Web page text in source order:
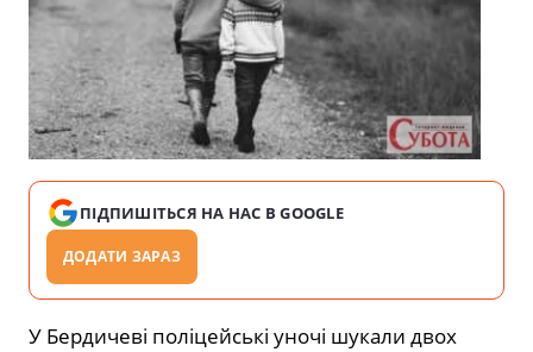
ПІДПИШІТЬСЯ НА НАС В GOOGLE
ДОДАТИ ЗАРАЗ
У Бердичеві поліцейські уночі шукали двох